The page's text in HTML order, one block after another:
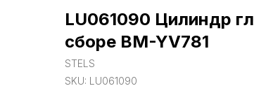
LU061090 Цилиндр
сборе BM-YV781
STELS
SKU: LU061090